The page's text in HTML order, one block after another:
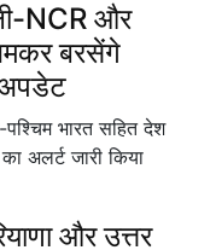
NCR और
बरसेंगे
भारत सहित देश
अलर्ट जारी किया
और उत्तर